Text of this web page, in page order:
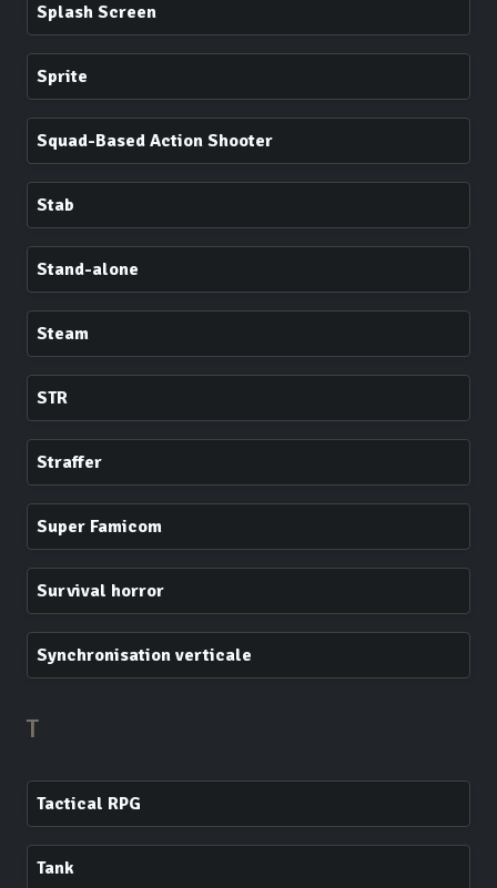
Splash Screen
Sprite
Squad-Based Action Shooter
Stab
Stand-alone
Steam
STR
Straffer
Super Famicom
Survival horror
Synchronisation verticale
T
Tactical RPG
Tank